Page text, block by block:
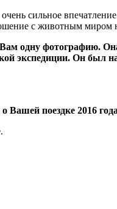
сильное
с животным
одну фотографию.
экспедиции. Он
Вашей поездке 2016